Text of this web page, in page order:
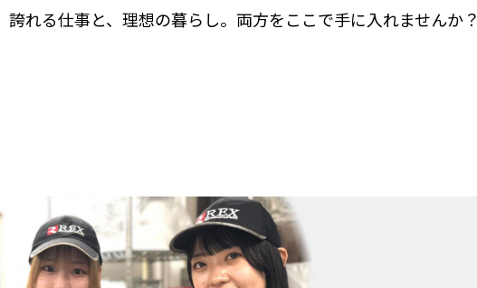
誇れる仕事と、理想の暮らし。両方をここで手に入れませんか？